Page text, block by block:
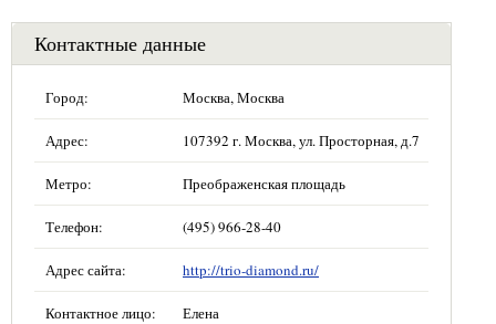
Контактные данные
Город: Москва, Москва
Адрес: 107392 г. Москва, ул. Просторная, д.7
Метро: Преображенская площадь
Телефон: (495) 966-28-40
Адрес сайта: http://trio-diamond.ru/
Контактное лицо: Елена